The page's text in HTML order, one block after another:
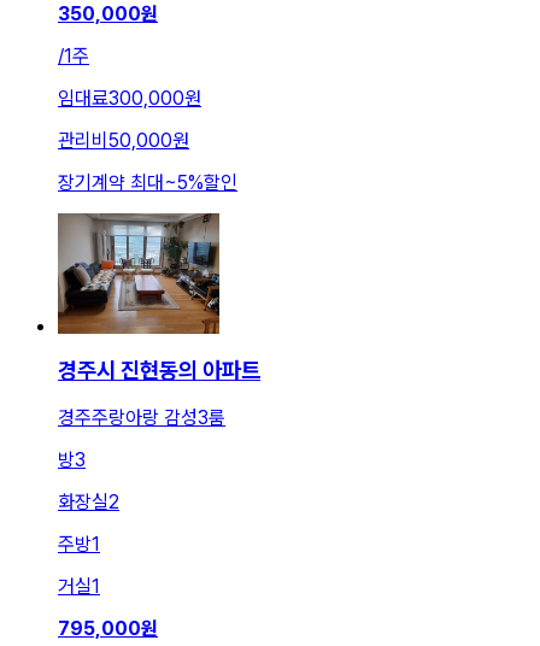
350,000원
/1주
임대료300,000원
관리비 50,000원
장기계약 최대~5%할인
경주시 진현동의 아파트
경주주랑아랑 감성3룸
방3
화장실2
주방1
거실1
795,000원